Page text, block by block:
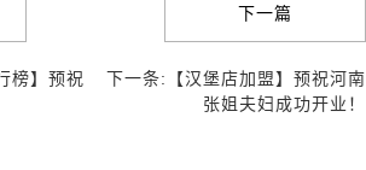
榜】预祝
下一篇
下一条:【汉堡店加盟】预祝河南
张姐夫妇成功开业！